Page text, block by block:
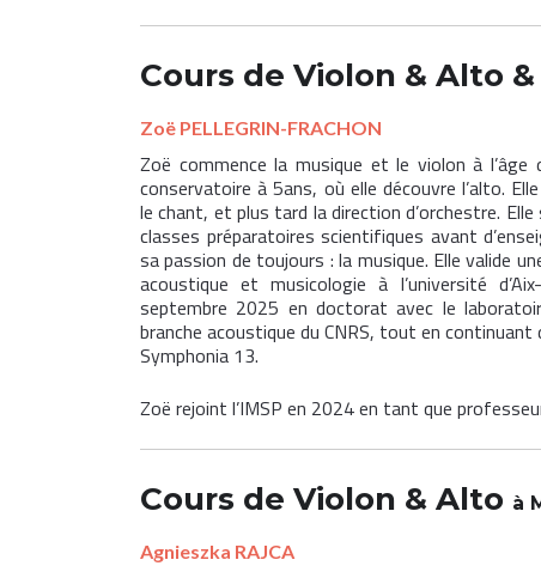
Cours de Violon & Alto &
Zoë PELLEGRIN-FRACHON
Zoë commence la musique et le violon à
conservatoire à 5ans, où elle découvre l’alto.
le chant, et plus tard la direction d’orchestre. Elle
classes préparatoires scientifiques avant
sa passion de toujours : la musique. Elle valide
acoustique et musicologie à l’université
septembre 2025 en doctorat avec le
branche acoustique du CNRS, tout en
Symphonia 13.
Zoë rejoint l’IMSP en 2024 en tant que
Cours de Violon & Alto à
Agnieszka RAJCA